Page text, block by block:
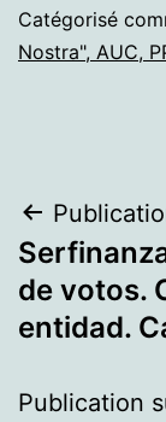
Catégorisé
Nostra", AUC,
de
l’article
de votos.
entidad.
Publication